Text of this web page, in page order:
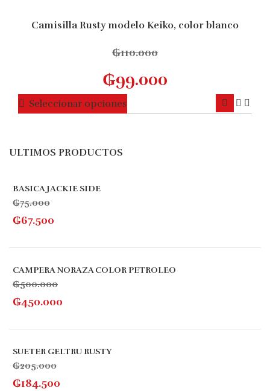
10% OFF
Camisilla Rusty modelo Keiko, color blanco
₲110.000
₲99.000
Seleccionar opciones
producto
en
página
ULTIMOS PRODUCTOS
BASICA JACKIE SIDE
₲75.000
₲67.500
CAMPERA NORAZA COLOR PETROLEO
₲500.000
₲450.000
SUETER GELTRU RUSTY
₲205.000
₲184.500